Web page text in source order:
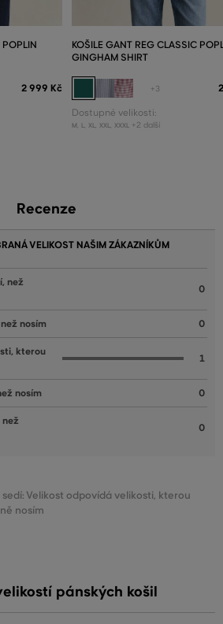
POPLIN
2 999 Kč
KOŠILE GANT REG CLASSIC
GINGHAM SHIRT
+3
Dostupné velikosti:
M L XL XXL XXXL +2 další
Recenze
VELIKOST NAŠIM ZÁKAZNÍKŮM
než
0
nosím 0
kterou
1
nosím 0
0
sedí: Velikost odpovídá velikosti, kterou
nosím
pánských košil